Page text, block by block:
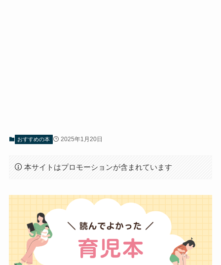
おすすめの本 2025年1月20日
本サイトはプロモーションが含まれています